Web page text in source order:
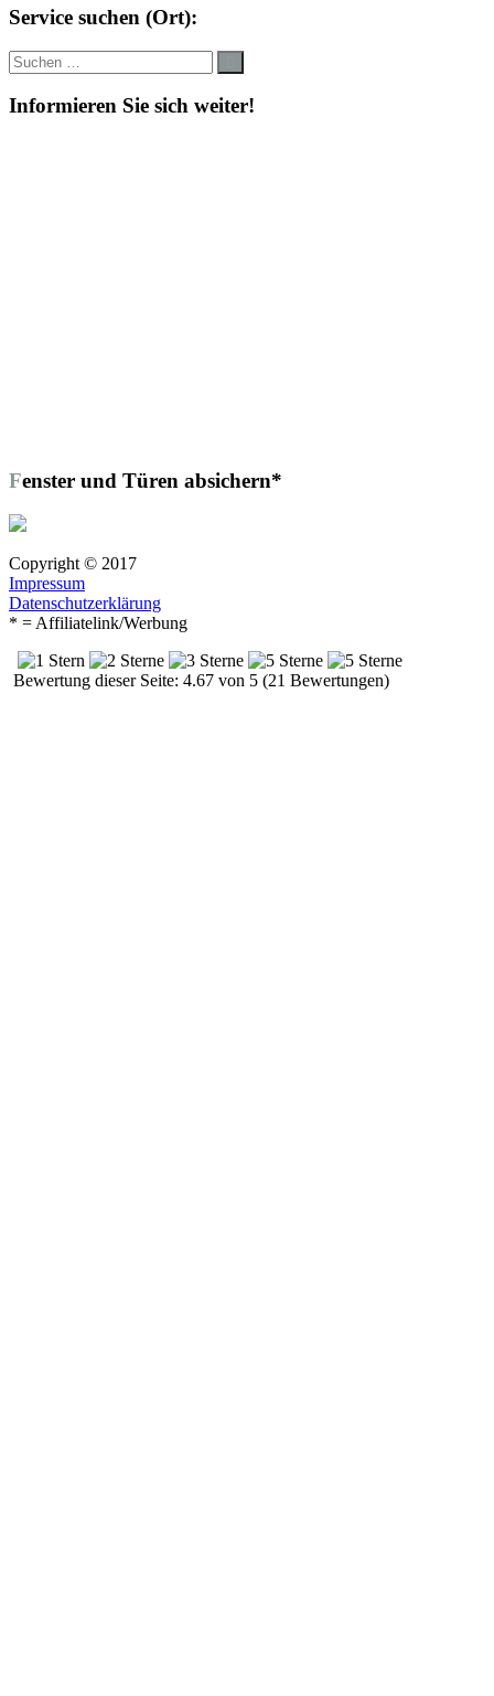
Service suchen (Ort):
Suche
nach:
Informieren Sie sich weiter!
Fenster und Türen absichern*
Copyright © 2017
Impressum
Datenschutzerklärung
* = Affiliatelink/Werbung
Bewertung dieser Seite: 4.67 von 5 (21 Bewertungen)